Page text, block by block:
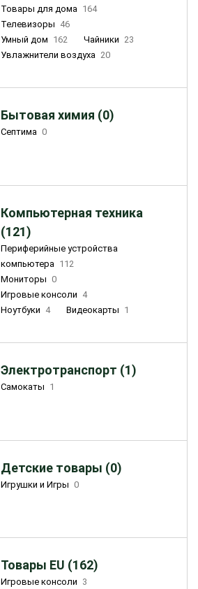
Товары для дома 164
Телевизоры 46
Умный дом 162 Чайники 23
Увлажнители воздуха 20
Бытовая химия (0)
Септима 0
Компьютерная техника
(121)
Периферийные устройства
компьютера 112
Мониторы 0
Игровые консоли 4
Ноутбуки 4 Видеокарты 1
Электротранспорт (1)
Самокаты 1
Детские товары (0)
Игрушки и Игры 0
Товары EU (162)
Игровые консоли 3